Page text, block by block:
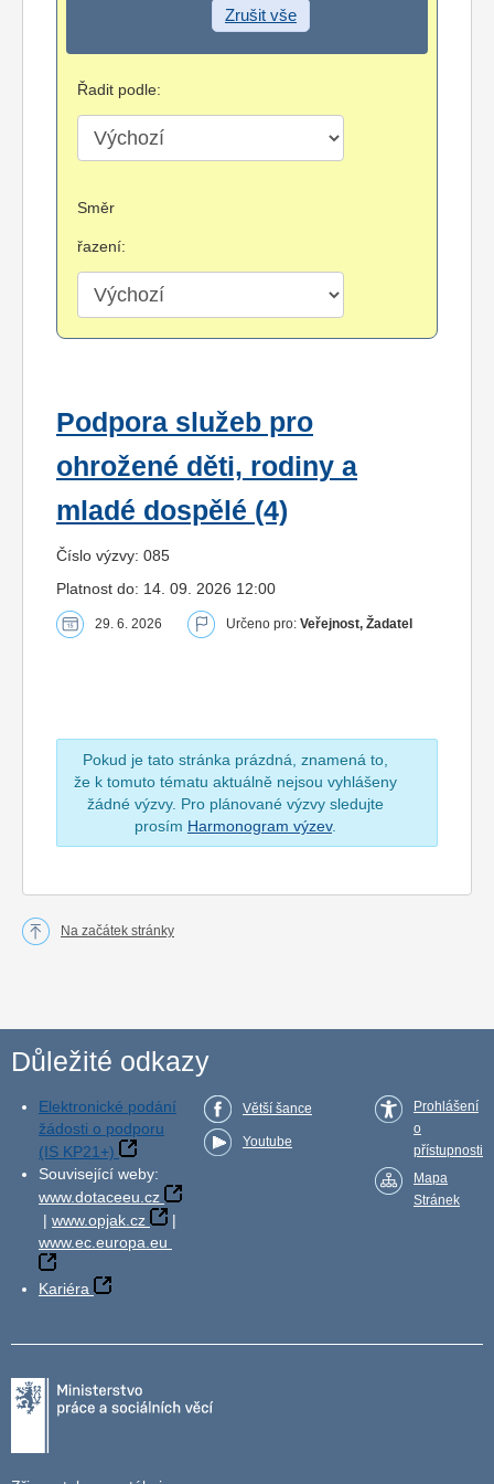
Zrušit vše
Řadit podle:
Směr
řazení:
Podpora služeb pro
ohrožené děti, rodiny a
mladé dospělé (4)
Číslo výzvy: 085
Platnost do: 14. 09. 2026 12:00
29. 6. 2026 Určeno pro: Veřejnost, Žadatel
Pokud je tato stránka prázdná, znamená to,
že k tomuto tématu aktuálně nejsou vyhlášeny
žádné výzvy. Pro plánované výzvy sledujte
prosím Harmonogram výzev.
Na začátek stránky
Důležité odkazy
Elektronické podání
žádosti o podporu
(IS KP21+)
Související weby:
www.dotaceeu.cz
| www.opjak.cz
|
www.ec.europa.eu
Kariéra
Větší šance
Youtube
Prohlášení
o
přístupnosti
Mapa
Stránek